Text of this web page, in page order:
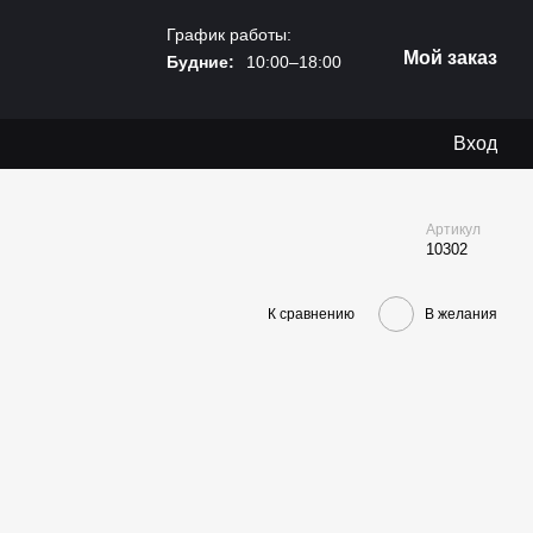
График работы:
Будние:
10:00–18:00 Мой заказ
Вход
Артикул
10302
К сравнению В желания